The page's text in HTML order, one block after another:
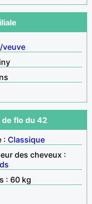
veuve
flo du 42
: Classique
des cheveux :
: 60 kg